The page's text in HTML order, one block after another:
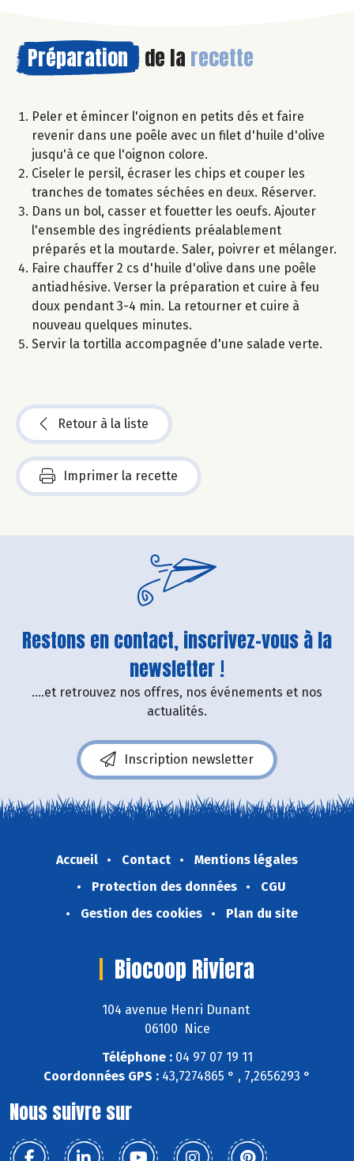
Préparation de la recette
Peler et émincer l'oignon en petits dés et faire
revenir dans une poêle avec un filet d'huile d'olive
jusqu'à ce que l'oignon colore.
Ciseler le persil, écraser les chips et couper les
tranches de tomates séchées en deux. Réserver.
Dans un bol, casser et fouetter les oeufs. Ajouter
l'ensemble des ingrédients préalablement
préparés et la moutarde. Saler, poivrer et mélanger.
Faire chauffer 2 cs d'huile d'olive dans une poêle
antiadhésive. Verser la préparation et cuire à feu
doux pendant 3-4 min. La retourner et cuire à
nouveau quelques minutes.
Servir la tortilla accompagnée d'une salade verte.
Retour à la liste
Imprimer la recette
Restons en contact, inscrivez-vous à la
newsletter !
....et retrouvez nos offres, nos événements et nos
actualités.
Inscription newsletter
Accueil Contact
Mentions légales
Protection des données
CGU
Gestion des cookies
Plan du site
Biocoop Riviera
104 avenue Henri Dunant
06100 Nice
Téléphone :04 97 07 19 11
Coordonnées GPS : 43,7274865 ° , 7,2656293 °
Nous suivre sur